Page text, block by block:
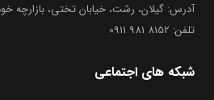
آدرس: گیلان، رشت، خیابان تختی، بازارچه
تلفن: 8152 981 0911
شبکه های اجتماعی